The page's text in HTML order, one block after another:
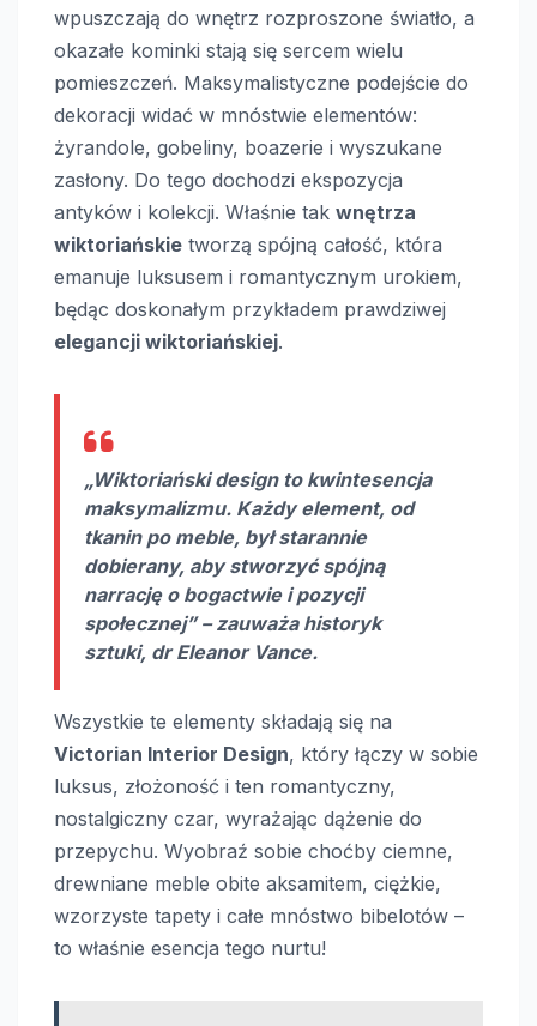
wpuszczają do wnętrz rozproszone światło, a
okazałe kominki stają się sercem wielu
pomieszczeń. Maksymalistyczne podejście do
dekoracji widać w mnóstwie elementów:
żyrandole, gobeliny, boazerie i wyszukane
zasłony. Do tego dochodzi ekspozycja
antyków i kolekcji. Właśnie tak wnętrza
wiktoriańskie tworzą spójną całość, która
emanuje luksusem i romantycznym urokiem,
będąc doskonałym przykładem prawdziwej
elegancji wiktoriańskiej.
„Wiktoriański design to kwintesencja
maksymalizmu. Każdy element, od
tkanin po meble, był starannie
dobierany, aby stworzyć spójną
narrację o bogactwie i pozycji
społecznej” – zauważa historyk
sztuki, dr Eleanor Vance.
Wszystkie te elementy składają się na
Victorian Interior Design, który łączy w sobie
luksus, złożoność i ten romantyczny,
nostalgiczny czar, wyrażając dążenie do
przepychu. Wyobraź sobie choćby ciemne,
drewniane meble obite aksamitem, ciężkie,
wzorzyste tapety i całe mnóstwo bibelotów –
to właśnie esencja tego nurtu!